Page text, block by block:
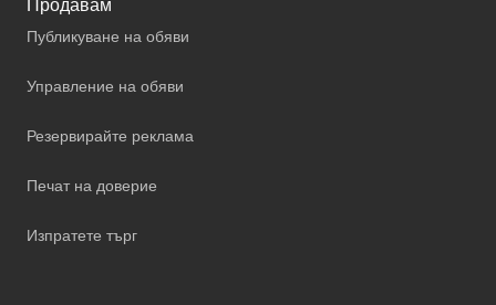
Продавам
Публикуване на обяви
Управление на обяви
Резервирайте реклама
Печат на доверие
Изпратете търг